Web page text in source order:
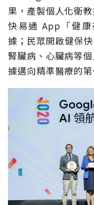
果，產製個人化衛
快易通 App「健
據；民眾開啟健保
腎臟病、心臟病等
據邁向精準醫療的第